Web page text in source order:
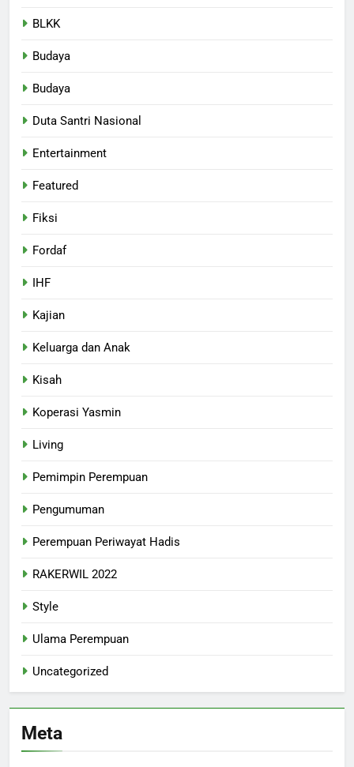
BLKK
Budaya
Budaya
Duta Santri Nasional
Entertainment
Featured
Fiksi
Fordaf
IHF
Kajian
Keluarga dan Anak
Kisah
Koperasi Yasmin
Living
Pemimpin Perempuan
Pengumuman
Perempuan Periwayat Hadis
RAKERWIL 2022
Style
Ulama Perempuan
Uncategorized
Meta